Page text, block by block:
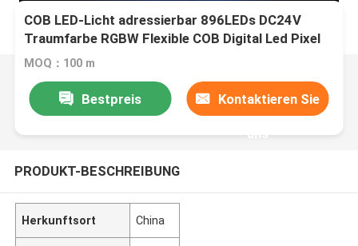
COB LED-Licht adressierbar 896LEDs DC24V
Traumfarbe RGBW Flexible COB Digital Led Pixel
MOQ：100 m
Bestpreis Kontaktieren Sie
uns
PRODUKT-BESCHREIBUNG
Herkunftsort China